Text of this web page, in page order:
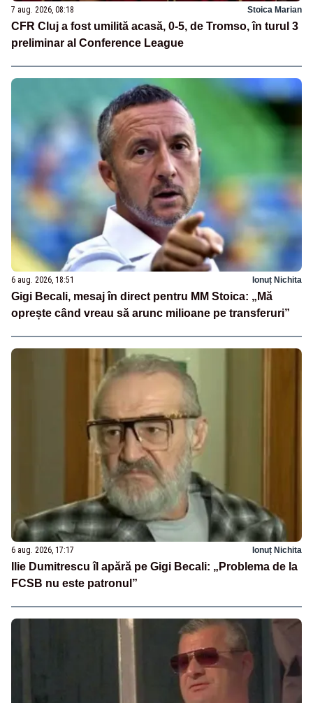
7 aug. 2026, 08:18 Stoica Marian
CFR Cluj a fost umilită acasă, 0-5, de Tromso, în turul 3
preliminar al Conference League
6 aug. 2026, 18:51 Ionuț Nichita
Gigi Becali, mesaj în direct pentru MM Stoica: „Mă
oprește când vreau să arunc milioane pe transferuri”
6 aug. 2026, 17:17 Ionuț Nichita
Ilie Dumitrescu îl apără pe Gigi Becali: „Problema de la
FCSB nu este patronul”